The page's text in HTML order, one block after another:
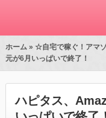
ホーム» ☆自宅で稼ぐ！アマ
元が6月いっぱいで終了！
ハピタス、